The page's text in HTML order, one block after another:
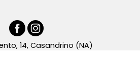
14, Casandrino (NA)